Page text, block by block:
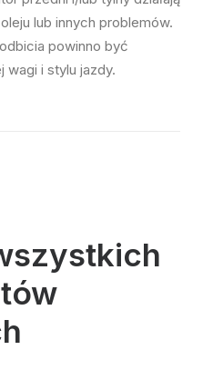
lub innych problemów.
powinno być
i stylu jazdy.